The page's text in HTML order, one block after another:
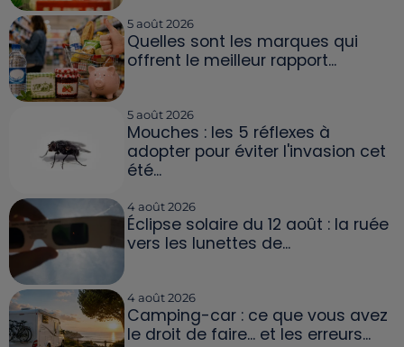
5 août 2026
Quelles sont les marques qui
offrent le meilleur rapport...
5 août 2026
Mouches : les 5 réflexes à
adopter pour éviter l'invasion cet
été...
4 août 2026
Éclipse solaire du 12 août : la ruée
vers les lunettes de...
4 août 2026
Camping-car : ce que vous avez
le droit de faire... et les erreurs...